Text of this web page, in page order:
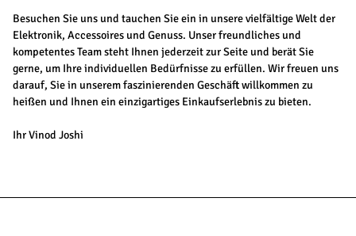
Besuchen Sie uns und tauchen Sie ein in unsere vielfältige Welt der
Elektronik, Accessoires und Genuss. Unser freundliches und
kompetentes Team steht Ihnen jederzeit zur Seite und berät Sie
gerne, um Ihre individuellen Bedürfnisse zu erfüllen. Wir freuen uns
darauf, Sie in unserem faszinierenden Geschäft willkommen zu
heißen und Ihnen ein einzigartiges Einkaufserlebnis zu bieten.
Ihr Vinod Joshi